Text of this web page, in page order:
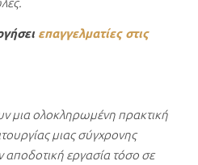
επαγγελματίες στις
μια ολοκληρωμένη πρακτική
μιας σύγχρονης
αποδοτική εργασία τόσο σε